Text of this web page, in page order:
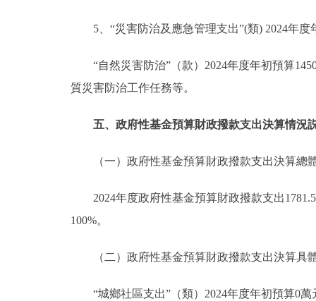
5、“災害防治及應急管理支出”(類) 2024年
“自然災害防治”（款）2024年度年初預算
質災害防治工作任務等。
五、政府性基金預算財政撥款支出決算情況
（一）政府性基金預算財政撥款支出決算總
2024年度政府性基金預算財政撥款支出
100%。
（二）政府性基金預算財政撥款支出決算具
“城鄉社區支出”（類）2024年度年初預算0